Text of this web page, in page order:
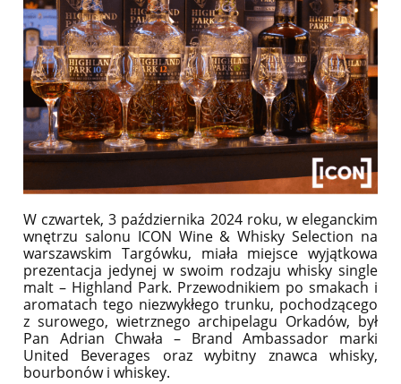
W czwartek, 3 października 2024 roku, w eleganckim
wnętrzu salonu ICON Wine & Whisky Selection na
warszawskim Targówku, miała miejsce wyjątkowa
prezentacja jedynej w swoim rodzaju whisky single
malt – Highland Park. Przewodnikiem po smakach i
aromatach tego niezwykłego trunku, pochodzącego
z surowego, wietrznego archipelagu Orkadów, był
Pan Adrian Chwała – Brand Ambassador marki
United Beverages oraz wybitny znawca whisky,
bourbonów i whiskey.